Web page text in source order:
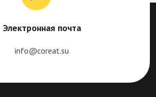
Электронная почта
info@coreat.su